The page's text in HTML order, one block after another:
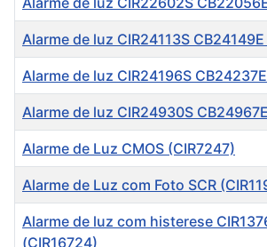
Alarme de luz CIR24113S
Alarme de luz CIR24196S
Alarme de luz CIR24930S
Alarme de Luz CMOS (CIR7247)
Alarme de Luz com Foto SCR
Alarme de luz com histerese
(CIR16724)